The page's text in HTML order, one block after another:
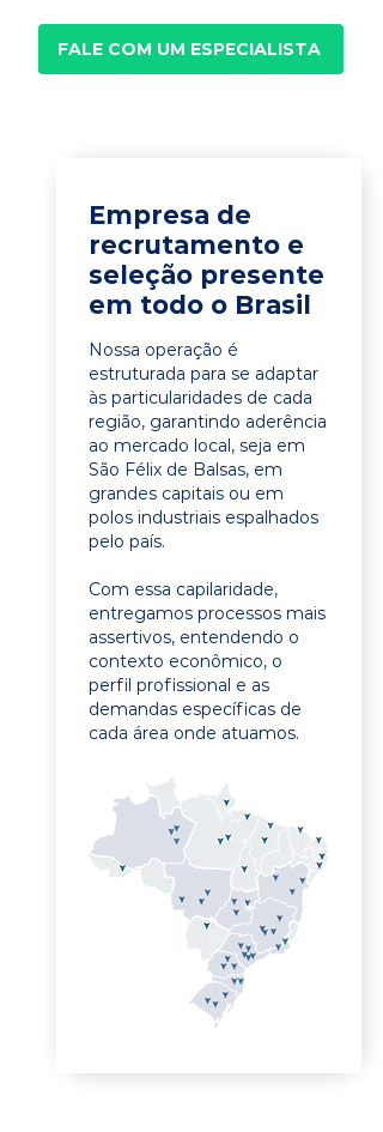
FALE COM UM ESPECIALISTA
Empresa de
recrutamento e
seleção presente
em todo o Brasil
Nossa operação é
estruturada para se adaptar
às particularidades de cada
região, garantindo aderência
ao mercado local, seja em
São Félix de Balsas, em
grandes capitais ou em
polos industriais espalhados
pelo país.
Com essa capilaridade,
entregamos processos mais
assertivos, entendendo o
contexto econômico, o
perfil profissional e as
demandas específicas de
cada área onde atuamos.